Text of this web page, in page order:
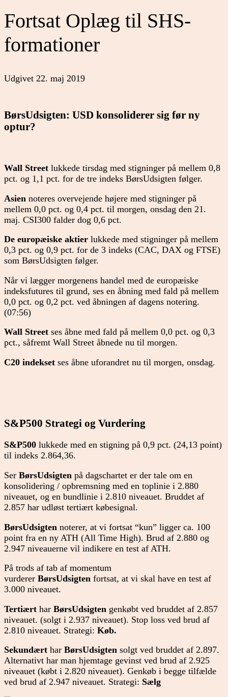
Fortsat Oplæg til SHS-
formationer
Udgivet 22. maj 2019
BørsUdsigten: USD konsoliderer sig før ny
optur?
Wall Street lukkede tirsdag med stigninger på mellem 0,8
pct. og 1,1 pct. for de tre indeks BørsUdsigten følger.
Asien noteres overvejende højere med stigninger på
mellem 0,0 pct. og 0,4 pct. til morgen, onsdag den 21.
maj. CSI300 falder dog 0,6 pct.
De europæiske aktier lukkede med stigninger på mellem
0,3 pct. og 0,9 pct. for de 3 indeks (CAC, DAX og FTSE)
som BørsUdsigten følger.
Når vi lægger morgenens handel med de europæiske
indeksfutures til grund, ses en åbning med fald på mellem
0,0 pct. og 0,2 pct. ved åbningen af dagens notering.
(07:56)
Wall Street ses åbne med fald på mellem 0,0 pct. og 0,3
pct., såfremt Wall Street åbnede nu til morgen.
C20 indekset ses åbne uforandret nu til morgen, onsdag.
S&P500 Strategi og Vurdering
S&P500 lukkede med en stigning på 0,9 pct. (24,13 point)
til indeks 2.864,36.
Ser BørsUdsigten på dagschartet er der tale om en
konsolidering / opbremsning med en toplinie i 2.880
niveauet, og en bundlinie i 2.810 niveauet. Bruddet af
2.857 har udløst tertiært købesignal.
BørsUdsigten noterer, at vi fortsat “kun” ligger ca. 100
point fra en ny ATH (All Time High). Brud af 2.880 og
2.947 niveauerne vil indikere en test af ATH.
På trods af tab af momentum
vurderer BørsUdsigten fortsat, at vi skal have en test af
3.000 niveauet.
Tertiært har BørsUdsigten genkøbt ved bruddet af 2.857
niveauet. (solgt i 2.937 niveauet). Stop loss ved brud af
2.810 niveauet. Strategi: Køb.
Sekundært har BørsUdsigten solgt ved bruddet af 2.897.
Alternativt har man hjemtage gevinst ved brud af 2.925
niveauet (købt i 2.820 niveauet). Genkøb i begge tilfælde
ved brud af 2.947 niveauet. Strategi: Sælg